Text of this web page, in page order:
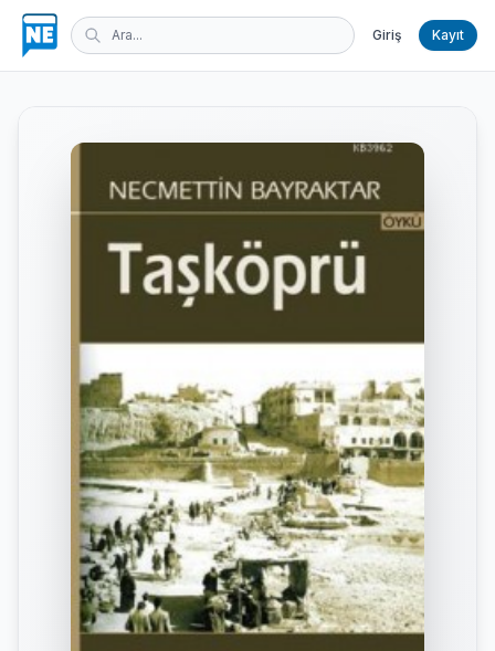
Giriş Kayıt